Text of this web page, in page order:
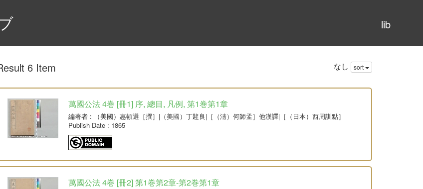
lib
6 Item なし sort
萬國公法 4巻 [冊1] 序, 總目, 凡例, 第1巻第1章
編著者: （美國）惠頓選［撰］|（美國）丁韙良|［（淸）何師孟］他漢譯|［（日本）西周訓點］
Publish Date: 1865
萬國公法 4巻 [冊2] 第1巻第2章-第2巻第1章